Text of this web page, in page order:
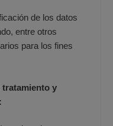
de los datos
entre otros
para los fines
y